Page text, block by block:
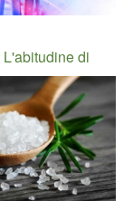
L'abitudine di